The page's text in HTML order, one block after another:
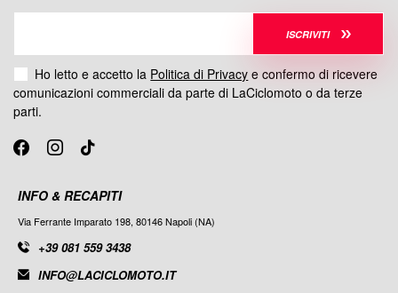
INFO & RECAPITI
Via Ferrante Imparato 198, 80146 Napoli (NA)
+39 081 559 3438
INFO@LACICLOMOTO.IT
ISCRIVITI
Ho letto e accetto la Politica di Privacy e confermo di ricevere
comunicazioni commerciali da parte di LaCiclomoto o da terze
parti.